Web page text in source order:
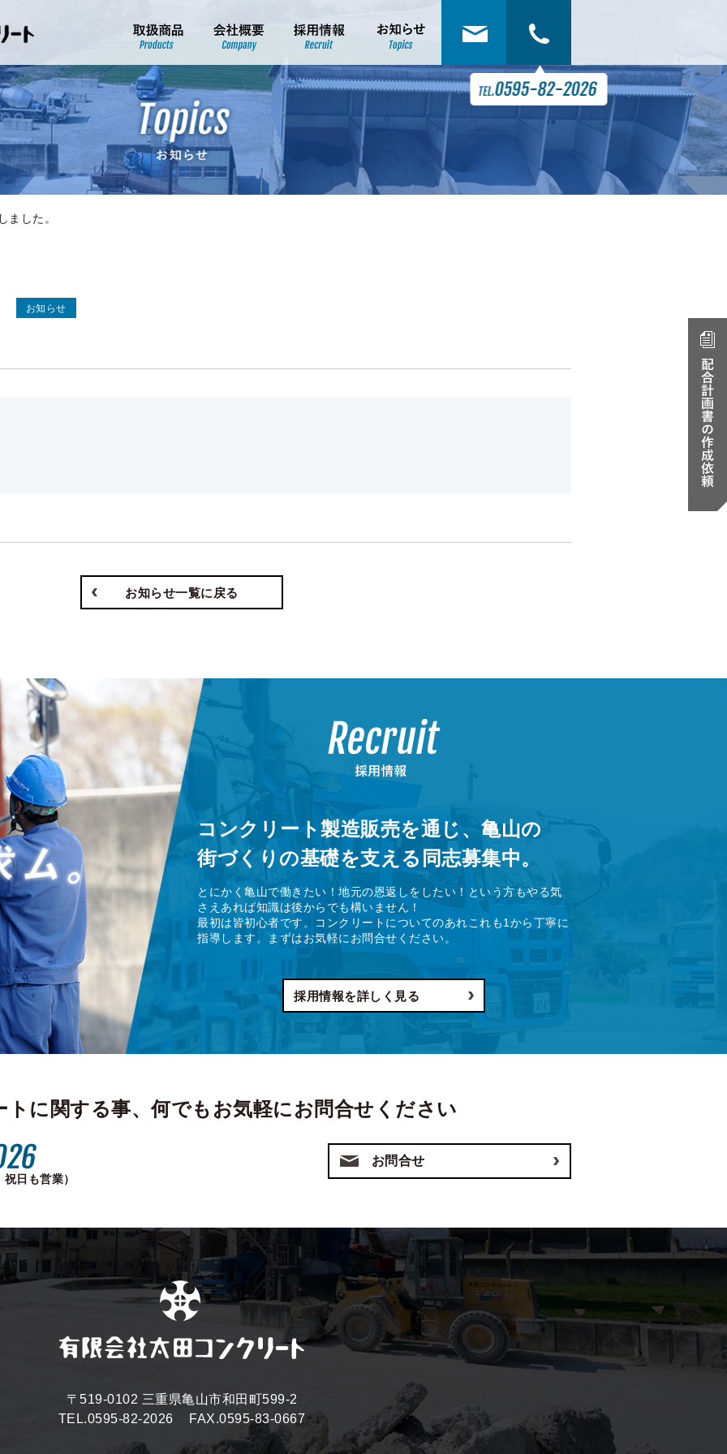
ました。
お知らせ
お知らせ一覧に戻る
コンクリート製造販売を通じ、亀山の
街づくりの基礎を支える同志募集中。
とにかく亀山で働きたい！地元の恩返しをしたい！という方もやる気
さえあれば知識は後からでも構いません！
最初は皆初心者です。コンクリートについてのあれこれも1から丁寧に
指導します。まずはお気軽にお問合せください。
採用情報を詳しく見る
トに関する事、何でもお気軽にお問合せください
日も営業）
お問合せ
〒519-0102 三重県亀山市和田町599-2
TEL.0595-82-2026
FAX.0595-83-0667